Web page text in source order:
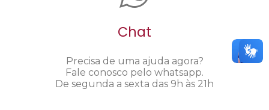
Chat
Precisa de uma ajuda agora?
Fale conosco pelo whatsapp.
De segunda a sexta das 9h às 21h